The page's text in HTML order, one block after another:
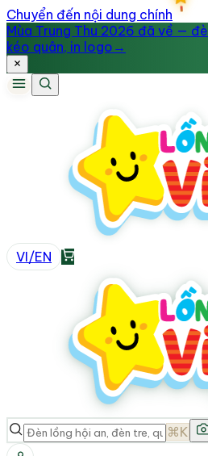
Chuyển đến nội dung chính
Mùa Trung Thu 2026 đã về —
kéo quân, in logo →
VI/EN
⌘K